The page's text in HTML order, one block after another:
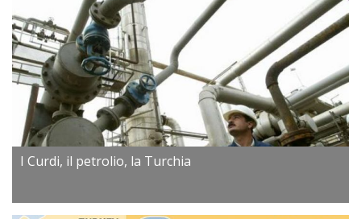
I Curdi, il petrolio, la Turchia